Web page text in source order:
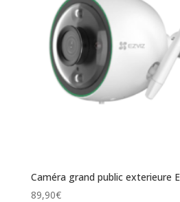
Caméra grand public exterieure
89,90€